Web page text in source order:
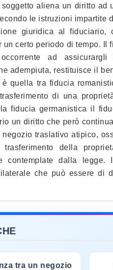
aliena un diritto ad
le istruzioni impartite
giuridica al
un certo periodo di tempo. Il
ad
adempiuta, restituisce il
è quella tra fiducia
di una
fiducia germanistica il
un diritto che però
negozio traslativo atipico,
trasferimento della
contemplate dalla
che può essere di
tra un negozio